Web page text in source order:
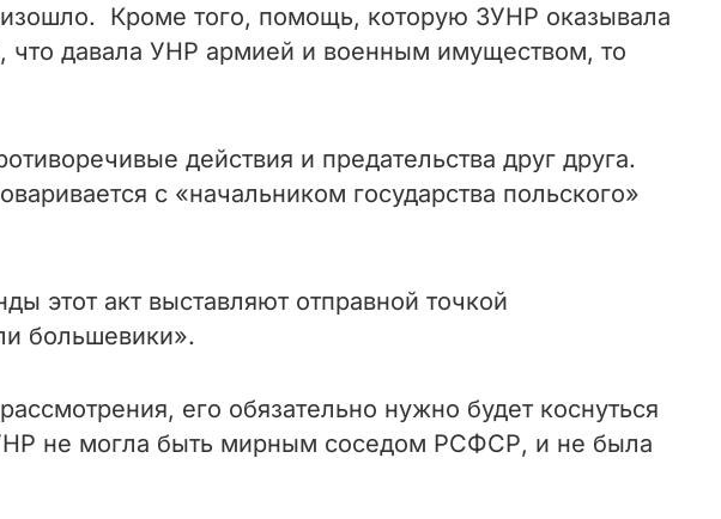
Кроме того, помощь, которую ЗУНР оказывала
давала УНР армией и военным имуществом, то
действия и предательства друг друга.
с «начальником государства польского»
этот акт выставляют отправной точкой
большевики».
его обязательно нужно будет коснуться
не могла быть мирным соседом РСФСР, и не была